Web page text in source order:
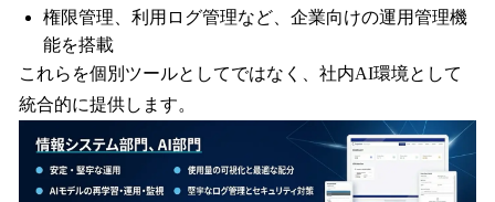
権限管理、利用ログ管理など、企業向けの運用管理機
能を搭載
これらを個別ツールとしてではなく、社内AI環境として
統合的に提供します。